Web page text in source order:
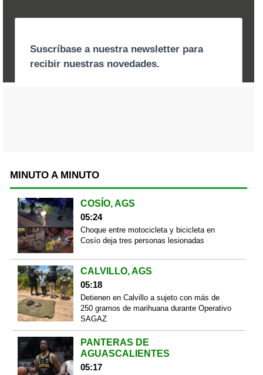
MINUTO A MINUTO
COSÍO, AGS
05:24
Choque entre motocicleta y bicicleta en
Cosío deja tres personas lesionadas
CALVILLO, AGS
05:18
Detienen en Calvillo a sujeto con más de
250 gramos de marihuana durante Operativo
SAGAZ
PANTERAS DE
AGUASCALIENTES
05:17